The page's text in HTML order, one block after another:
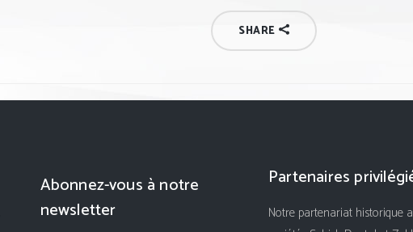
SHARE
Abonnez-vous à notre
newsletter
Partenaires
Notre partenariat historique